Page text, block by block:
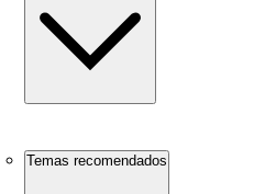
Temas recomendados